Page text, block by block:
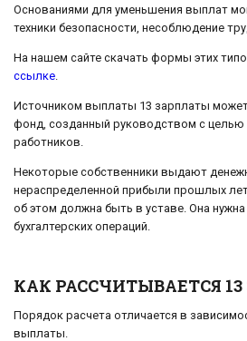
Основаниями для уменьшения выплат
техники безопасности, несоблюдение
На нашем сайте скачать формы этих
ссылке.
Источником выплаты 13 зарплаты
фонд, созданный руководством с
работников.
Некоторые собственники выдают
нераспределенной прибыли прошлых
об этом должна быть в уставе. Она
бухгалтерских операций.
КАК РАССЧИТЫВАЕТСЯ
Порядок расчета отличается в
выплаты.